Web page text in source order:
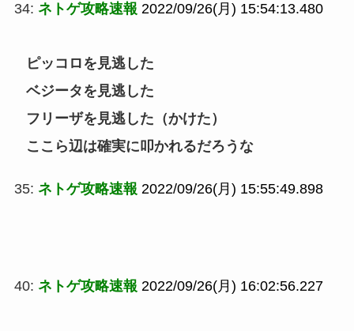
34: ネトゲ攻略速報 2022/09/26(月) 15:54:13.480
ピッコロを見逃した
ベジータを見逃した
フリーザを見逃した（かけた）
ここら辺は確実に叩かれるだろうな
35: ネトゲ攻略速報 2022/09/26(月) 15:55:49.898
40: ネトゲ攻略速報 2022/09/26(月) 16:02:56.227